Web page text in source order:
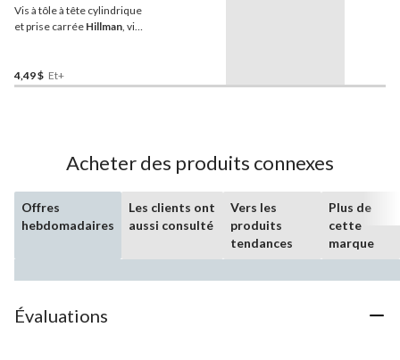
Vis à tôle à tête cylindrique
et prise carrée Hillman , vis
4,49 $ Et+
Acheter des produits connexes
Offres
hebdomadaires
Les clients ont
aussi consulté
Vers les
produits
tendances
Plus de
cette
marque
Évaluations